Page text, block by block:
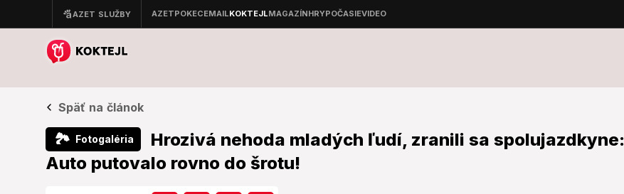
Späť na článok
🏞 Fotogaléria
Hrozivá nehoda mladých ľudí, zranili sa spolujazdkyne:
Auto putovalo rovno do šrotu!